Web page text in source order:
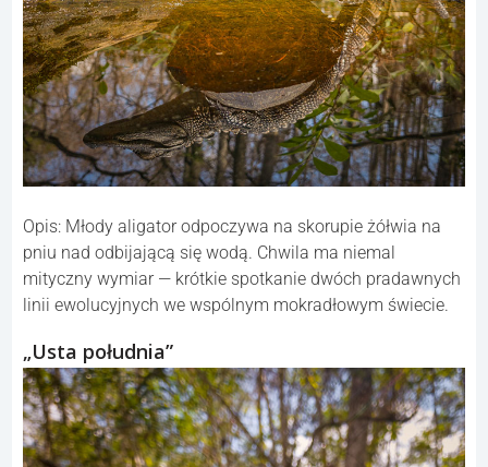
Opis: Młody aligator odpoczywa na skorupie żółwia na
pniu nad odbijającą się wodą. Chwila ma niemal
mityczny wymiar — krótkie spotkanie dwóch pradawnych
linii ewolucyjnych we wspólnym mokradłowym świecie.
„Usta południa”